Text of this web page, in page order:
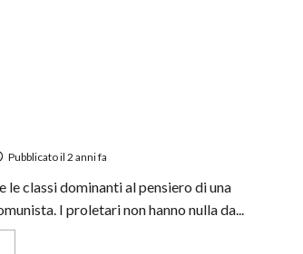
Pubblicato il 2 anni fa
le classi dominanti al pensiero di una
I proletari non hanno nulla da...